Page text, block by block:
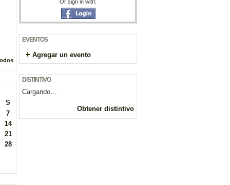
S
7
14
21
28
Or sign in with:
EVENTOS
Agregar un evento
DISTINTIVO
Cargando…
Obtener distintivo